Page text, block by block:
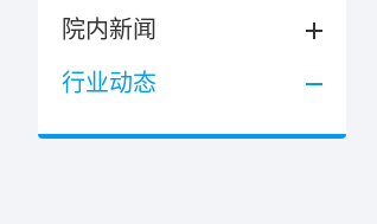
院内新闻
行业动态